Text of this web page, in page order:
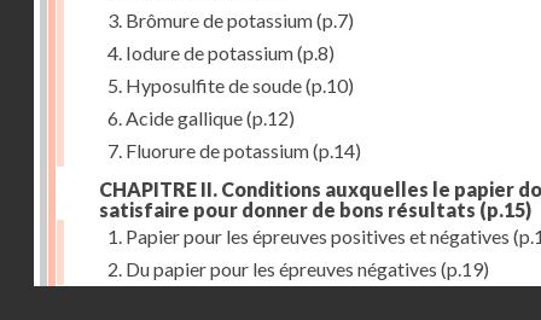
3. Brômure de potassium(p.7)
4. Iodure de potassium(p.8)
5. Hyposulfite de soude(p.10)
6. Acide gallique(p.12)
7. Fluorure de potassium(p.14)
CHAPITRE II. Conditions auxquelles le papier
satisfaire pour donner de bons résultats (p.15)
1. Papier pour les épreuves positives et négatives
2. Du papier pour les épreuves négatives (p.19)